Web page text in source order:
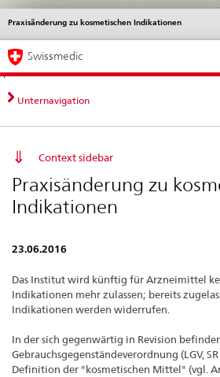
Direct
navigation:
news,
legal
contact
News &
standards
Praxisänderung zu kosmetischen Indikationen
Languages
Service
Main
Navigation
Swissmedic
Unternavigation
Context sidebar
Praxisänderung zu
Indikationen
23.06.2016
Das Institut wird künftig für Arzneimittel
Indikationen mehr zulassen; bereits
Indikationen werden widerrufen.
In der sich gegenwärtig in Revision
Gebrauchsgegenständeverordnung (LGV,
Definition der "kosmetischen Mittel" (vgl.